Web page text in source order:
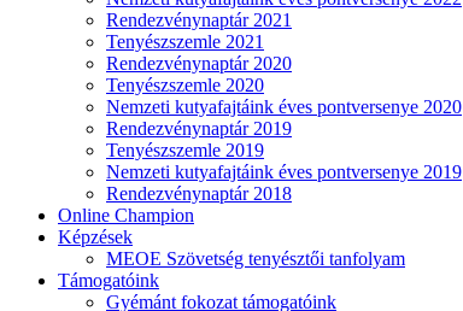
Rendezvénynaptár 2021
Tenyészszemle 2021
Rendezvénynaptár 2020
Tenyészszemle 2020
Nemzeti kutyafajtáink éves pontversenye 2020
Rendezvénynaptár 2019
Tenyészszemle 2019
Nemzeti kutyafajtáink éves pontversenye 2019
Rendezvénynaptár 2018
Online Champion
Képzések
MEOE Szövetség tenyésztői tanfolyam
Támogatóink
Gyémánt fokozat támogatóink